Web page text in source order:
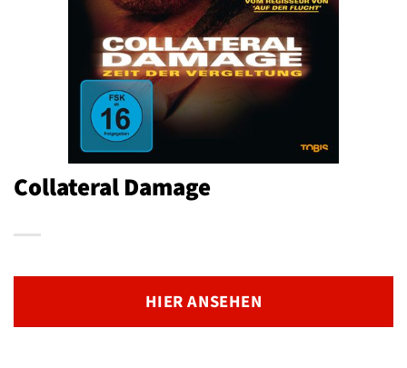
Collateral Damage
HIER ANSEHEN